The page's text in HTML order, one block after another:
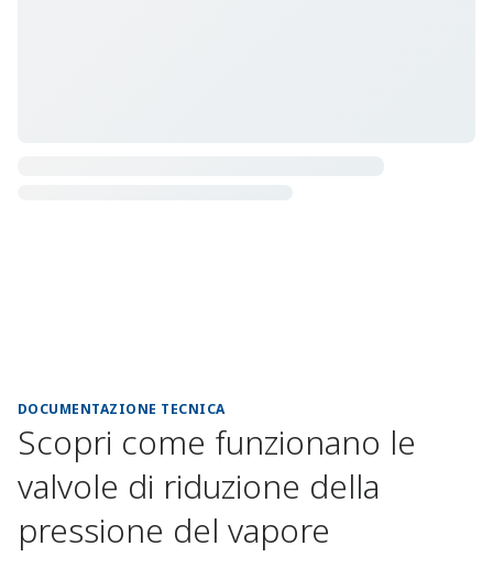
DOCUMENTAZIONE TECNICA
Scopri come funzionano le
valvole di riduzione della
pressione del vapore